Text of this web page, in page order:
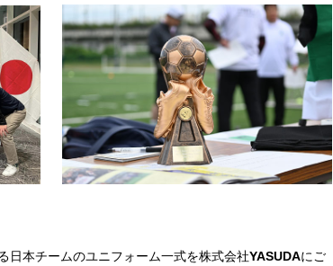
日本チームのユニフォーム一式を株式会社YASUDAにご